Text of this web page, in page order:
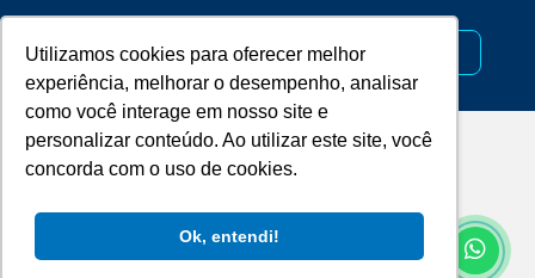
Utilizamos cookies para oferecer melhor
experiência, melhorar o desempenho, analisar
como você interage em nosso site e
personalizar conteúdo. Ao utilizar este site, você
concorda com o uso de cookies.
Ok, entendi!
Desenvolvido por